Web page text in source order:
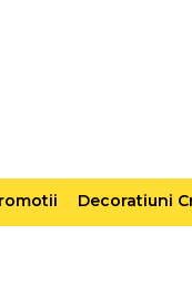
Decoratiuni